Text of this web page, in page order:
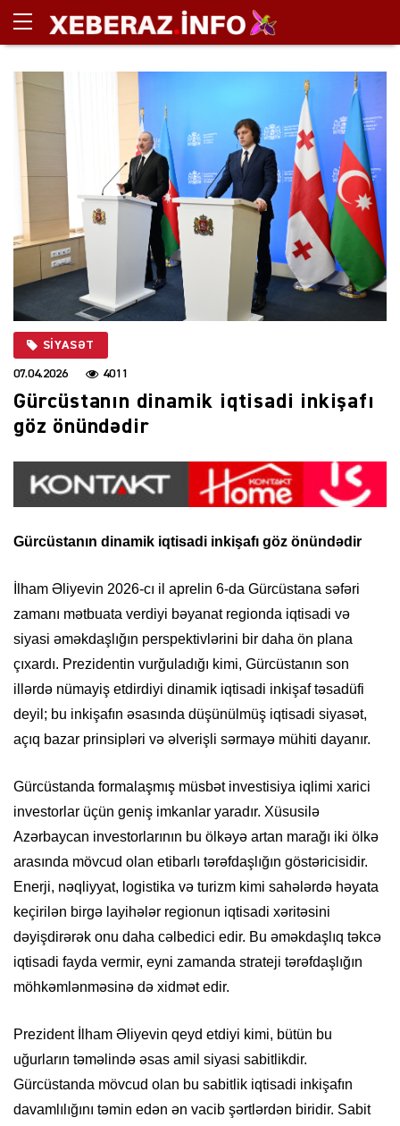
SIYASƏT
07.04.2026 4011
Gürcüstanın dinamik iqtisadi inkişafı
göz önündədir
Gürcüstanın dinamik iqtisadi inkişafı göz önündədir
İlham Əliyevin 2026-cı il aprelin 6-da Gürcüstana səfəri
zamanı mətbuata verdiyi bəyanat regionda iqtisadi və
siyasi əməkdaşlığın perspektivlərini bir daha ön plana
çıxardı. Prezidentin vurğuladığı kimi, Gürcüstanın son
illərdə nümayiş etdirdiyi dinamik iqtisadi inkişaf təsadüfi
deyil; bu inkişafın əsasında düşünülmüş iqtisadi siyasət,
açıq bazar prinsipləri və əlverişli sərmayə mühiti dayanır.
Gürcüstanda formalaşmış müsbət investisiya iqlimi xarici
investorlar üçün geniş imkanlar yaradır. Xüsusilə
Azərbaycan investorlarının bu ölkəyə artan marağı iki ölkə
arasında mövcud olan etibarlı tərəfdaşlığın göstəricisidir.
Enerji, nəqliyyat, logistika və turizm kimi sahələrdə həyata
keçirilən birgə layihələr regionun iqtisadi xəritəsini
dəyişdirərək onu daha cəlbedici edir. Bu əməkdaşlıq təkcə
iqtisadi fayda vermir, eyni zamanda strateji tərəfdaşlığın
möhkəmlənməsinə də xidmət edir.
Prezident İlham Əliyevin qeyd etdiyi kimi, bütün bu
uğurların təməlində əsas amil siyasi sabitlikdir.
Gürcüstanda mövcud olan bu sabitlik iqtisadi inkişafın
davamlılığını təmin edən ən vacib şərtlərdən biridir. Sabit